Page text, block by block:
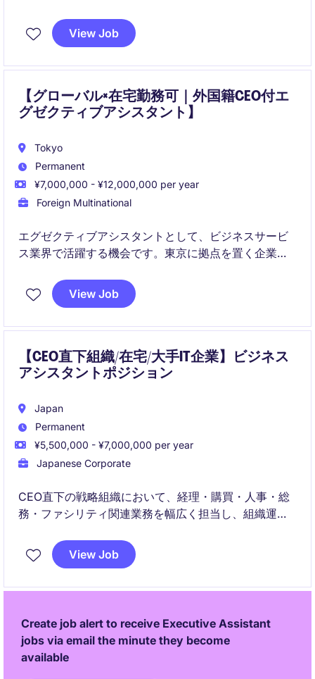
連携し、商品戦略とオペレーションの両面からビジネ
ス成長に貢献するポジションです。
View Job
【グローバル×在宅勤務可｜外国籍CEO付エ
グゼクティブアシスタント】
Tokyo
Permanent
¥7,000,000 - ¥12,000,000 per year
Foreign Multinational
エグゼクティブアシスタントとして、ビジネスサービ
ス業界で活躍する機会です。東京に拠点を置く企業に
支える重要な役割を担います。
View Job
【CEO直下組織/在宅/大手IT企業】ビジネス
アシスタントポジション
Japan
Permanent
¥5,500,000 - ¥7,000,000 per year
Japanese Corporate
CEO直下の戦略組織において、経理・購買・人事・総
務・ファシリティ関連業務を幅広く担当し、組織運営
がら、各種申請や会議運営、出張手配などのアドミニ
ストレーション業務を通じて円滑な組織運営に貢献い
View Job
Create job alert to receive Executive Assistant
jobs via email the minute they become
available